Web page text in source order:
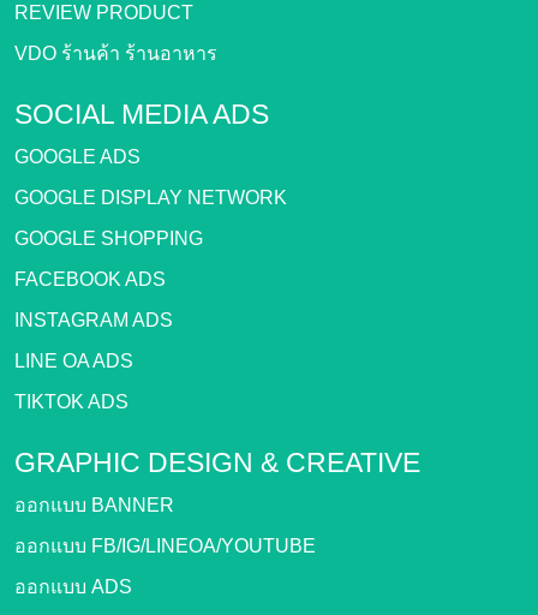
REVIEW PRODUCT
VDO ร้านค้า ร้านอาหาร
SOCIAL MEDIA ADS
GOOGLE ADS
GOOGLE DISPLAY NETWORK
GOOGLE SHOPPING
FACEBOOK ADS
INSTAGRAM ADS
LINE OA ADS
TIKTOK ADS
GRAPHIC DESIGN & CREATIVE
ออกแบบ BANNER
ออกแบบ FB/IG/LINEOA/YOUTUBE
ออกแบบ ADS